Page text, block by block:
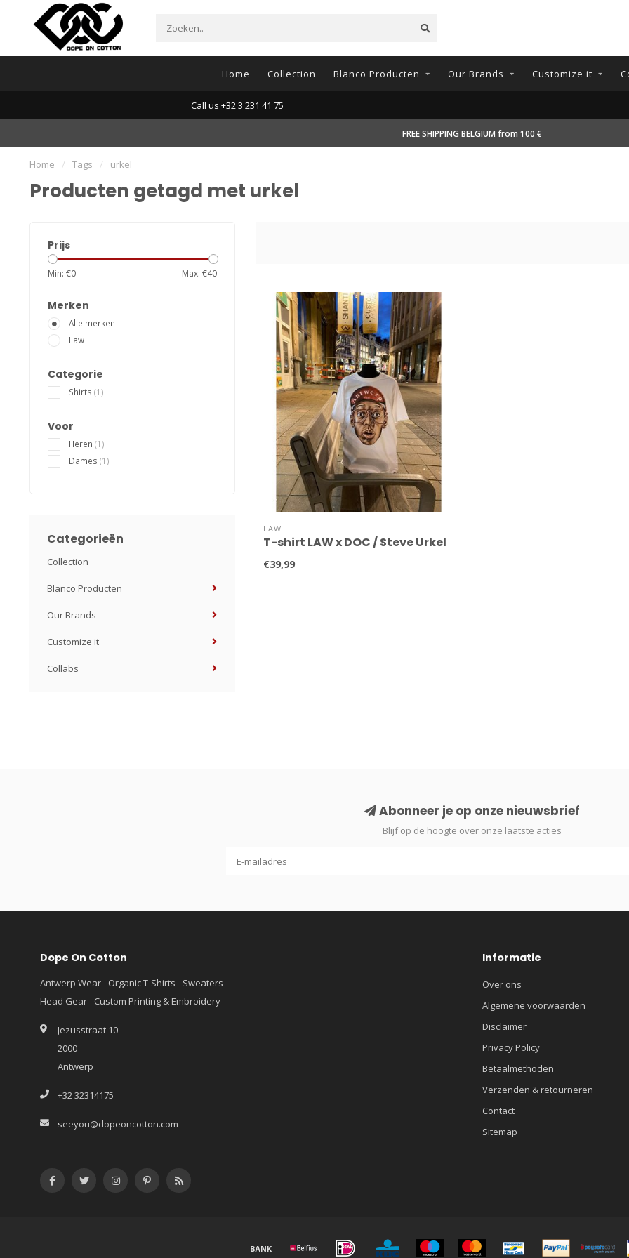
Home Collection Blanco Producten Our Brands Customize it
Call us +32 3 231 41 75
FREE SHIPPING BELGIUM from 100 €
Home / Tags / urkel
Producten getagd met urkel
Prijs
Min: €0 Max: €40
Merken
Alle merken
Law
Categorie
Shirts (1)
Voor
Heren (1)
Dames (1)
Categorieën
Collection
Blanco Producten
Our Brands
Customize it
Collabs
LAW
T-shirt LAW x DOC / Steve Urkel
€39,99
Abonneer je op onze nieuwsbrief
Blijf op de hoogte over onze laatste acties
Dope On Cotton
Antwerp Wear - Organic T-Shirts - Sweaters -
Head Gear - Custom Printing & Embroidery
Jezusstraat 10
2000
Antwerp
+32 32314175
seeyou@dopeoncotton.com
Informatie
Over ons
Algemene voorwaarden
Disclaimer
Privacy Policy
Betaalmethoden
Verzenden & retourneren
Contact
Sitemap